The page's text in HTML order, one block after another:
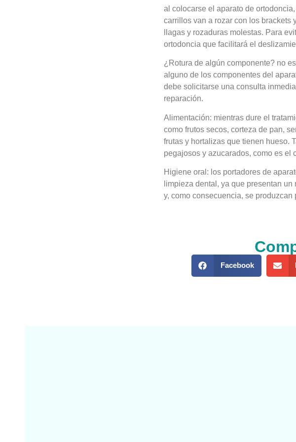
al colocarse el aparato de
carrillos van a rozar con los brackets
llagas y rozaduras molestas. Para
ortodoncia que facilitará el
¿Rotura de algún componente? no
alguno de los componentes del
debe solicitarse una consulta
reparación.
Alimentación: mientras dure el
como frutos secos, corteza de pan,
frutas y hortalizas que tienen hueso.
pegajosos y azucarados, como es el
Higiene oral: los portadores de
limpieza dental, ya que presentan
y, como consecuencia, se
Facebook